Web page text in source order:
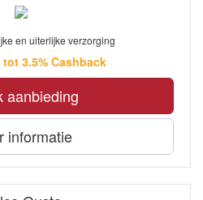
en uiterlijke verzorging
3.5% Cashback
aanbieding
informatie